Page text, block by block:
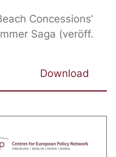
Concessions’
Saga (veröff.
Download